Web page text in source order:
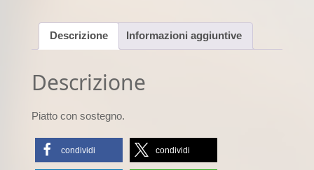
Descrizione Informazioni aggiuntive
Descrizione
Piatto con sostegno.
condividi condividi